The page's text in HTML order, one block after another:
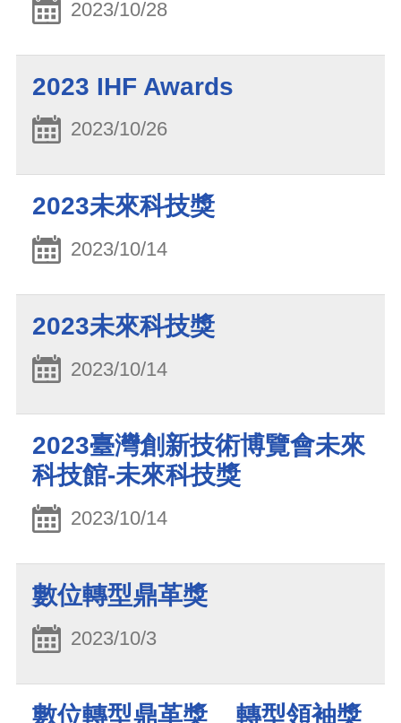
2023/10/28
2023 IHF Awards
2023/10/26
2023未來科技獎
2023/10/14
2023未來科技獎
2023/10/14
2023臺灣創新技術博覽會未來
科技館-未來科技獎
2023/10/14
數位轉型鼎革獎
2023/10/3
數位轉型鼎革獎__轉型領袖獎